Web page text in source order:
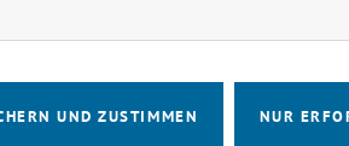
-bis
17:00
Cookies zulassen
UND ZUSTIMMEN NUR